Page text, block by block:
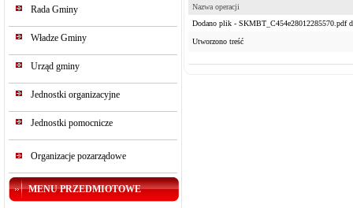
Rada Gminy
Władze Gminy
Urząd gminy
Jednostki organizacyjne
Jednostki pomocnicze
Organizacje pozarządowe
MENU PRZEDMIOTOWE
Nazwa operacji
Dodano plik - SKMBT_C454e28012285570.pdf
Utworzono treść